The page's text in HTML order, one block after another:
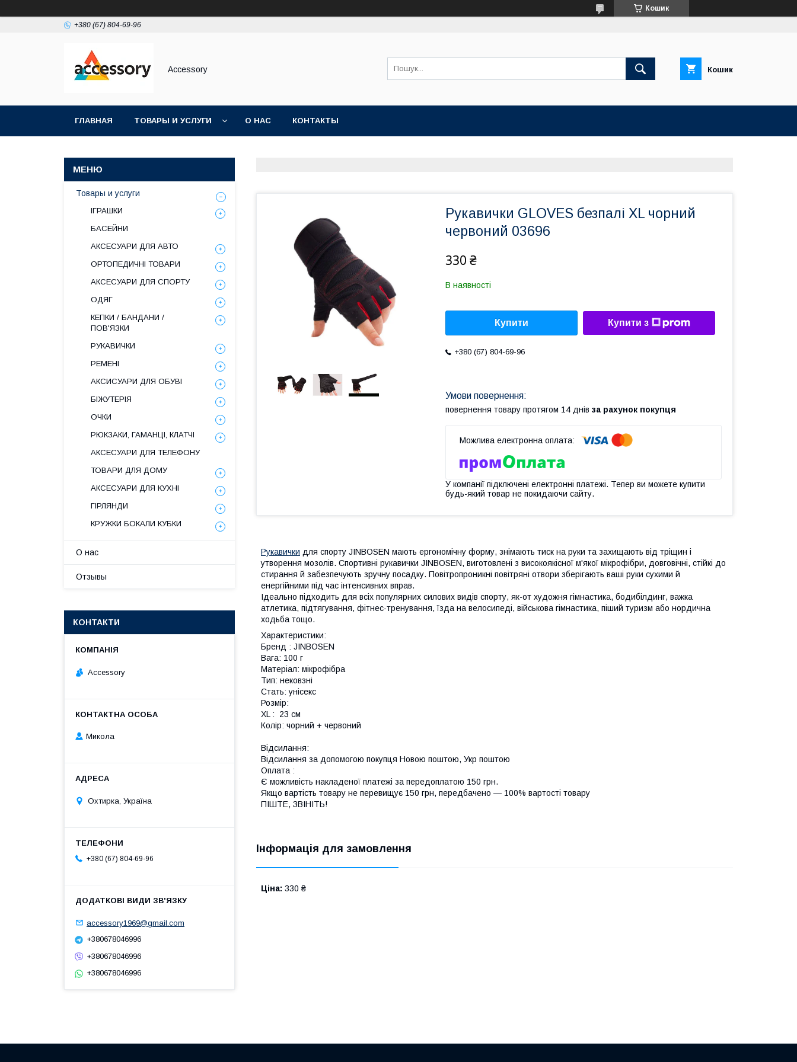
Кошик
+380 (67) 804-69-96
Accessory Кошик
ГЛАВНАЯ ТОВАРЫ И УСЛУГИ О НАС КОНТАКТЫ
Рукавички GLOVES безпалі XL чорний
червоний 03696
330 ₴
В наявності
Купити Купити з
+380 (67) 804-69-96
повернення товару протягом 14 днів за рахунок покупця
У компанії підключені електронні платежі. Тепер ви можете купити
будь-який товар не покидаючи сайту.
Рукавички для спорту JINBOSEN мають ергономічну форму, знімають тиск на руки та захищають від тріщин і
утворення мозолів. Спортивні рукавички JINBOSEN, виготовлені з високоякісної м'якої мікрофібри, довговічні, стійкі до
стирання й забезпечують зручну посадку. Повітропроникні повітряні отвори зберігають ваші руки сухими й
енергійними під час інтенсивних вправ.
Ідеально підходить для всіх популярних силових видів спорту, як-от художня гімнастика, бодибілдинг, важка
атлетика, підтягування, фітнес-тренування, їзда на велосипеді, військова гімнастика, піший туризм або нордична
ходьба тощо.
Характеристики:
Бренд : JINBOSEN
Вага: 100 г
Матеріал: мікрофібра
Тип: нековзні
Стать: унісекс
Розмір:
XL : 23 см
Колір: чорний + червоний
Відсилання:
Відсилання за допомогою покупця Новою поштою, Укр поштою
Оплата :
Є можливість накладеної платежі за передоплатою 150 грн.
Якщо вартість товару не перевищує 150 грн, передбачено — 100% вартості товару
ПІШТЕ, ЗВІНІТЬ!
Інформація для замовлення
Ціна: 330 ₴
Товары и услуги
ІГРАШКИ
БАСЕЙНИ
АКСЕСУАРИ ДЛЯ АВТО
ОРТОПЕДИЧНІ ТОВАРИ
АКСЕСУАРИ ДЛЯ СПОРТУ
ОДЯГ
КЕПКИ / БАНДАНИ /
ПОВ'ЯЗКИ
РУКАВИЧКИ
РЕМЕНІ
АКСИСУАРИ ДЛЯ ОБУВІ
БІЖУТЕРІЯ
ОЧКИ
РЮКЗАКИ, ГАМАНЦІ, КЛАТЧІ
АКСЕСУАРИ ДЛЯ ТЕЛЕФОНУ
ТОВАРИ ДЛЯ ДОМУ
АКСЕСУАРИ ДЛЯ КУХНІ
ГІРЛЯНДИ
КРУЖКИ БОКАЛИ КУБКИ
О нас
Отзывы
КОНТАКТИ
Accessory
Микола
Охтирка, Україна
+380 (67) 804-69-96
accessory1969@gmail.com
+380678046996
+380678046996
+380678046996